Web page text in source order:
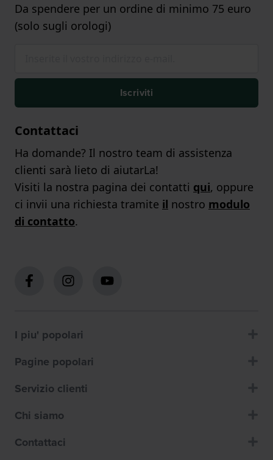
Da spendere per un ordine di minimo 75 euro
(solo sugli orologi)
Iscriviti
Contattaci
Ha domande? Il nostro team di assistenza
clienti sarà lieto di aiutarLa!
Visiti la nostra pagina dei contatti qui, oppure
ci invii una richiesta tramite il nostro modulo
di contatto.
I piu' popolari
Pagine popolari
Servizio clienti
Chi siamo
Contattaci